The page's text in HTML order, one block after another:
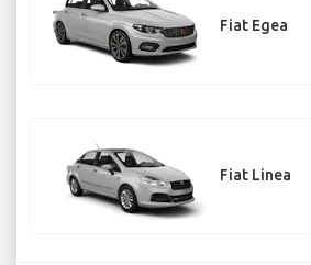
Fiat Egea
Fiat Linea